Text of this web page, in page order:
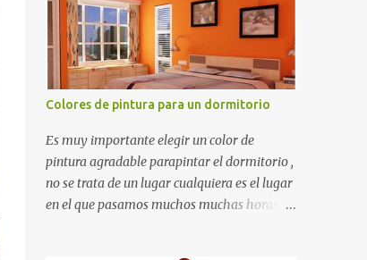
escolares, para hacer juegos infantiles
matemáticos, para decorar los cumpleaños
de los niños, entre otras cosas.
Colores de pintura para un dormitorio
Es muy importante elegir un color de
pintura agradable parapintar el dormitorio ,
no se trata de un lugar cualquiera es el lugar
en el que pasamos muchos muchas horas y